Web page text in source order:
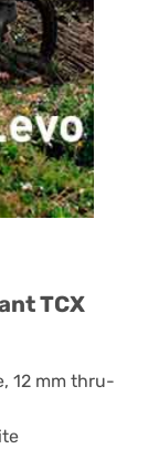
TCX
12 mm thru-